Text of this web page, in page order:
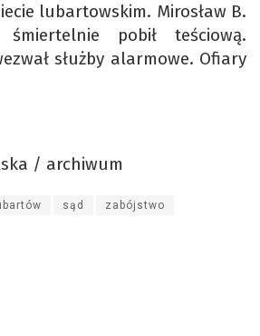
lubartowskim. Mirosław B.
pobił teściową.
służby alarmowe. Ofiary
/ archiwum
sąd zabójstwo